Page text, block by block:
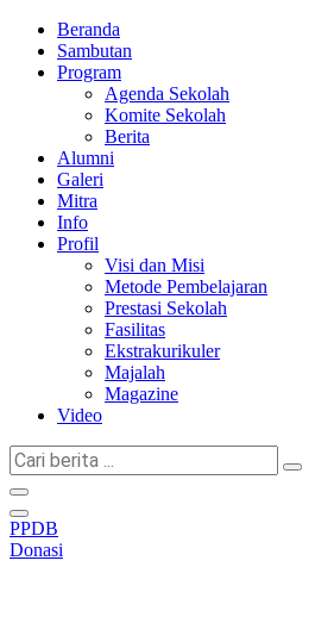
Beranda
Sambutan
Program
Agenda Sekolah
Komite Sekolah
Berita
Alumni
Galeri
Mitra
Info
Profil
Visi dan Misi
Metode Pembelajaran
Prestasi Sekolah
Fasilitas
Ekstrakurikuler
Majalah
Magazine
Video
Cari
berita
...
PPDB
Donasi